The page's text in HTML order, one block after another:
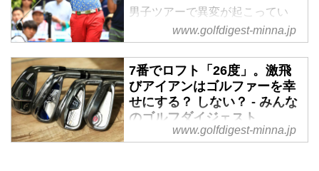
男子ツアーで異変が起こってい
る。2016年に比べ、2017年のド
ライビングディスタンス（ティシ
ョットの平均飛距離）の数字が10
ヤードほど伸びているのだ。ツア
ープロたちが突如、飛び出し
た!? 一体なぜなのか、取材し
www.golfdigest-minna.jp
7番でロフト「26度」。激飛
びアイアンはゴルファーを幸
せにする？ しない？ - みんな
のゴルフダイジェスト
7番アイアンのロフトが「26度」
www.golfdigest-minna.jp